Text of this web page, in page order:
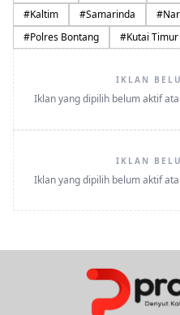
#Kaltim #Samarinda #
#Polres Bontang #Kutai Timur
IKLAN
Iklan yang dipilih belum aktif
IKLAN
Iklan yang dipilih belum aktif